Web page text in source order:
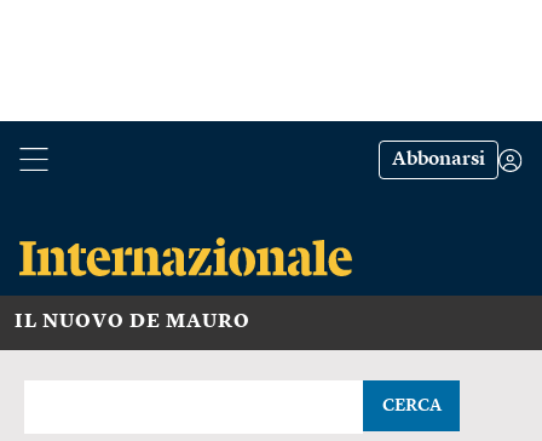
Abbonarsi
IL NUOVO DE MAURO
CERCA